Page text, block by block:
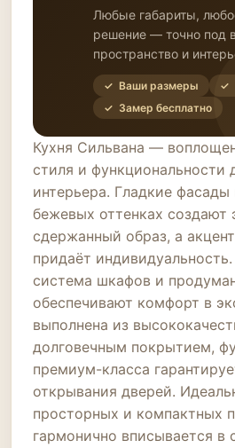
Любые габариты,
решение — точно под
пространство и
✓ Ваши размеры
✓
✓ Замер бесплатно
Кухня Сильвана —
стиля и функциональности
интерьера. Гладкие
бежевых оттенках создают
сдержанный образ, а
придаёт
система шкафов и
обеспечивают комфорт в
выполнена из
долговечным покрытием,
премиум-класса
открывания дверей.
просторных и компактных
гармонично вписывается в